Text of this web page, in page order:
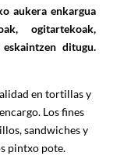
aukera enkargua
ogitartekoak,
ditugu.
en tortillas y
Los fines
sandwiches y
pintxo pote.